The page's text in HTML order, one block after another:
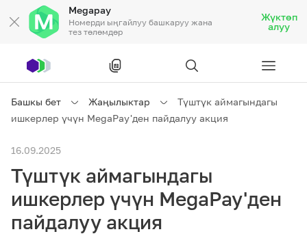
Megapay
Номерди ыңгайлуу башкаруу жана
тез төлөмдөр
Жүктөп
алуу
Жеке кардарларга
Ишкердик үчүн
Байланыш
Башкы бет Жаңылыктар
Түштүк аймагындагы
ишкерлер үчүн MegaPay'ден пайдалуу акция
16.09.2025
Түштүк аймагындагы
ишкерлер үчүн MegaPay'ден
пайдалуу акция